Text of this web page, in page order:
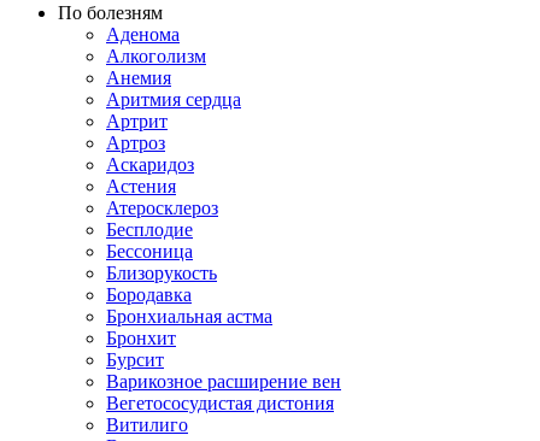
По болезням
Аденома
Алкоголизм
Анемия
Аритмия сердца
Артрит
Артроз
Аскаридоз
Астения
Атеросклероз
Бесплодие
Бессоница
Близорукость
Бородавка
Бронхиальная астма
Бронхит
Бурсит
Варикозное расширение вен
Вегетососудистая дистония
Витилиго